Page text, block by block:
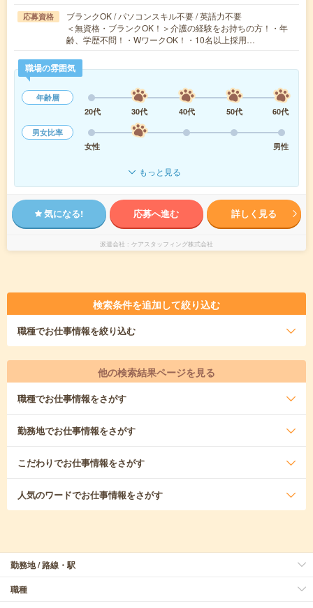
応募資格
ブランクOK / パソコンスキル不要 / 英語力不要
＜無資格・ブランクOK！＞介護の経験をお持ちの方！・年
齢、学歴不問！・WワークOK！・10名以上採用…
職場の雰囲気
年齢層
20代
30代 40代 50代
60代
男女比率
女性
男性
もっと見る
気になる! 応募へ進む 詳しく見る
派遣会社 ケアスタッフィング株式会社
検索条件を追加して絞り込む
職種でお仕事情報を絞り込む
他の検索結果ページを見る
職種でお仕事情報をさがす
勤務地でお仕事情報をさがす
こだわりでお仕事情報をさがす
人気のワードでお仕事情報をさがす
勤務地 / 路線・駅
職種